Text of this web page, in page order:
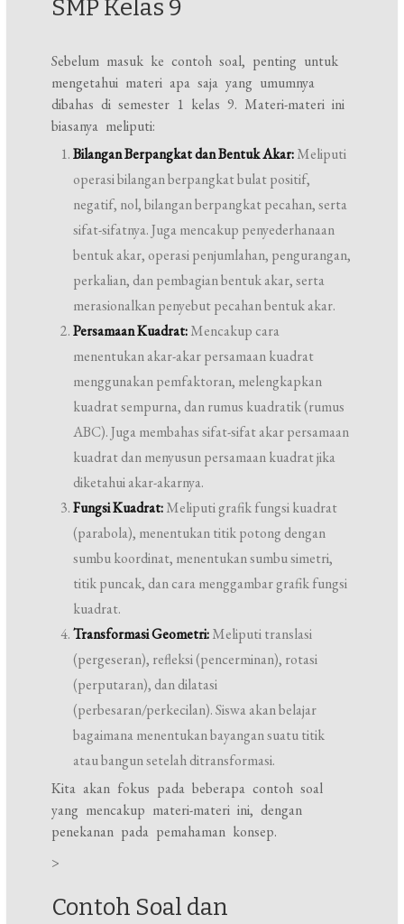
SMP Kelas 9
Sebelum masuk ke contoh soal, penting untuk
mengetahui materi apa saja yang umumnya
dibahas di semester 1 kelas 9. Materi-materi ini
biasanya meliputi:
Bilangan Berpangkat dan Bentuk Akar:Meliputi
operasi bilangan berpangkat bulat positif,
negatif, nol, bilangan berpangkat pecahan, serta
sifat-sifatnya. Juga mencakup penyederhanaan
bentuk akar, operasi penjumlahan, pengurangan,
perkalian, dan pembagian bentuk akar, serta
merasionalkan penyebut pecahan bentuk akar.
Persamaan Kuadrat:Mencakup cara
menentukan akar-akar persamaan kuadrat
menggunakan pemfaktoran, melengkapkan
kuadrat sempurna, dan rumus kuadratik (rumus
ABC). Juga membahas sifat-sifat akar persamaan
kuadrat dan menyusun persamaan kuadrat jika
diketahui akar-akarnya.
Fungsi Kuadrat:Meliputi grafik fungsi kuadrat
(parabola), menentukan titik potong dengan
sumbu koordinat, menentukan sumbu simetri,
titik puncak, dan cara menggambar grafik fungsi
kuadrat.
Transformasi Geometri:Meliputi translasi
(pergeseran), refleksi (pencerminan), rotasi
(perputaran), dan dilatasi
(perbesaran/perkecilan). Siswa akan belajar
bagaimana menentukan bayangan suatu titik
atau bangun setelah ditransformasi.
Kita akan fokus pada beberapa contoh soal
yang mencakup materi-materi ini, dengan
penekanan pada pemahaman konsep.
>
Contoh Soal dan